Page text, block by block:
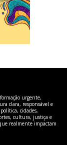
urgente,
clara, responsável e
cidades,
cultura, justiça e
realmente impactam